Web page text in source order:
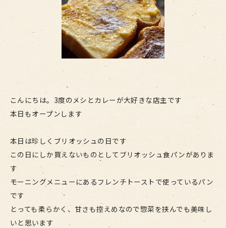
こんにちは。3度のメシとカレーが大好きな店主です
本日もオープンします
本日は珍しくブリオッシュの日です
この日にしか買えないものとしてブリオッシュ食パンがありま
す
モーニングメニューにあるフレンチトーストで使っているパン
です
とっても柔らかく、甘さも控えめなので惣菜を挟んでも美味し
いと思います